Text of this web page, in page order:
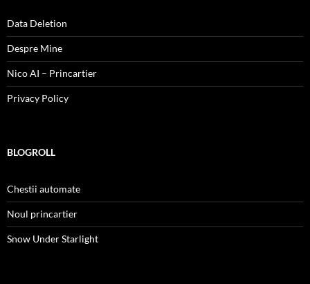
Data Deletion
Despre Mine
Nico AI – Princartier
Privacy Policy
BLOGROLL
Chestii automate
Noul princartier
Snow Under Starlight